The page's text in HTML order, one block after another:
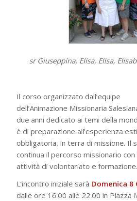
sr Giuseppina, Elisa, Elisa,
Il corso organizzato dall’equipe
dell’Animazione Missionaria
due anni dedicato ai temi della
è di preparazione all’esperienza
obbligatoria, in terra di missione. Il
continua il percorso missionario
attività di volontariato e formazione.
L’incontro iniziale sarà Domenica
dalle ore 16.00 alle 22.00 in Piazza